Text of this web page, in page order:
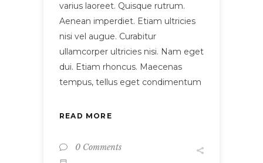
varius laoreet. Quisque rutrum.
Aenean imperdiet. Etiam ultricies
nisi vel augue. Curabitur
ullamcorper ultricies nisi. Nam eget
dui. Etiam rhoncus. Maecenas
tempus, tellus eget condimentum
READ MORE
0 Comments